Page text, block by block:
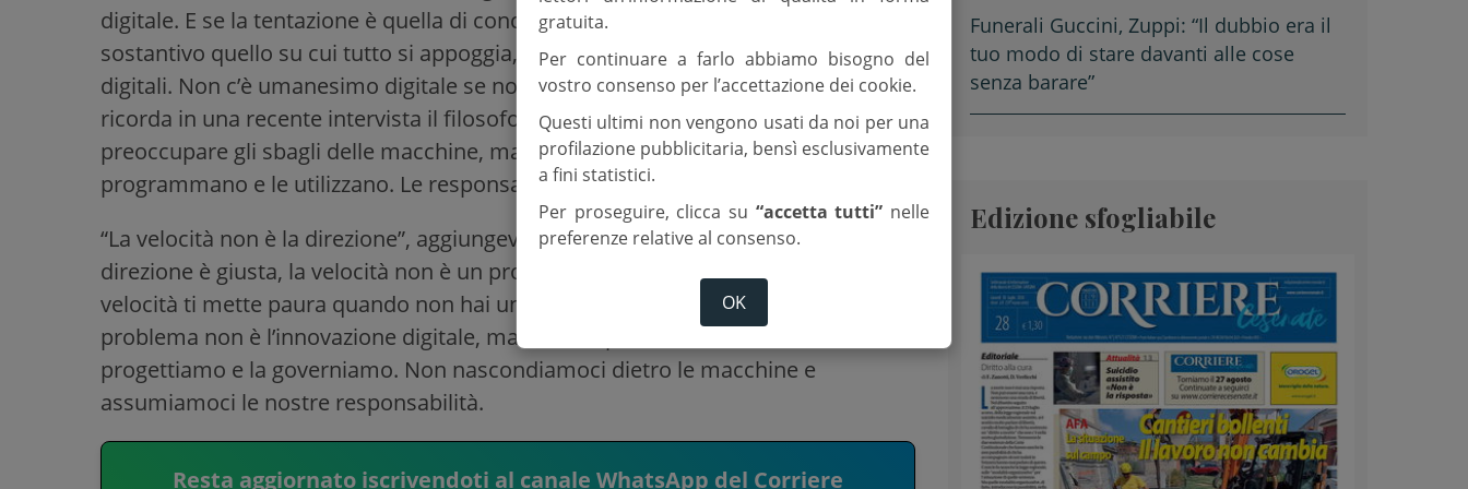
digitale. E se la tentazione è quella di concentrarsi sull’aggettivo, è in realtà il
sostantivo quello su cui tutto si appoggia, comprese le favolose promesse
digitali. Non c’è umanesimo digitale se non è autentico umanesimo. Come
ricorda in una recente intervista il filosofo Luciano Floridi, non ci devono
preoccupare gli sbagli delle macchine, ma quelli delle persone che le
programmano e le utilizzano. Le responsabilità sono tutte umane.
“La velocità non è la direzione”, aggiungeva il professore di Oxford. “Se la
direzione è giusta, la velocità non è un problema, anzi è una cosa bellissima. La
velocità ti mette paura quando non hai una visione di dove stai andando”. Il
problema non è l’innovazione digitale, ma l’idea di persona e di società con cui la
progettiamo e la governiamo. Non nascondiamoci dietro le macchine e
assumiamoci le nostre responsabilità.
Resta aggiornato iscrivendoti al canale WhatsApp del Corriere
Funerali Guccini, Zuppi: “Il dubbio era il
tuo modo di stare davanti alle cose
senza barare”
Edizione sfogliabile
gratuita.
Per continuare a farlo abbiamo bisogno del
vostro consenso per l’accettazione dei cookie.
Questi ultimi non vengono usati da noi per una
profilazione pubblicitaria, bensì esclusivamente
a fini statistici.
Per proseguire, clicca su “accetta tutti” nelle
preferenze relative al consenso.
OK